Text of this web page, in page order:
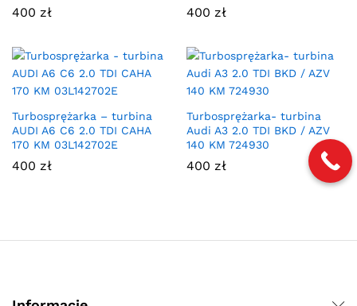
400 zł 400 zł
Turbosprężarka – turbina
AUDI A6 C6 2.0 TDI CAHA
170 KM 03L142702E
400 zł
Turbosprężarka- turbina
Audi A3 2.0 TDI BKD / AZV
140 KM 724930
400 zł